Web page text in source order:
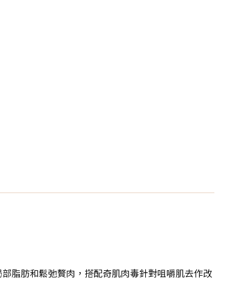
部脂肪和鬆弛贅肉，搭配奇肌肉毒針對咀嚼肌去作改